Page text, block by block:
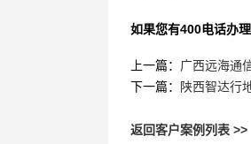
如果您有400电话办
上一篇： 广西远海通
下一篇：
陕西智达行
返回客户案例列表 >>